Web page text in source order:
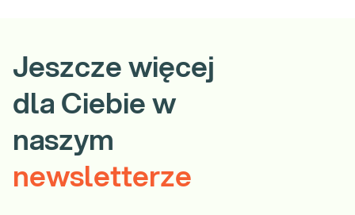
Jeszcze więcej
dla Ciebie w
naszym
newsletterze